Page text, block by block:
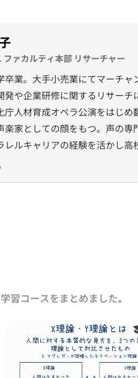
ファカルティ本部 リサーチャー
卒業。大手小売業にてマーチ
発や企業研修に関するリサー
庁人材育成オペラ公演をはじ
楽家としての顔をもつ。声の
レルキャリアの経験を活かし
行っている。東京二期会メゾ・
習コースをまとめました｡